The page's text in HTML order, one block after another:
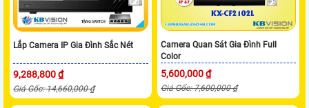
Lắp Camera IP Gia Đình Sắc Nét
9,288,800 ₫
Giá Gốc: 14,660,000 ₫
Camera Quan Sát Gia Đình Full
Color
5,600,000 ₫
Giá Gốc: 7,600,000 ₫